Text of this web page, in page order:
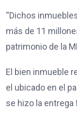
“Dichos
más de 11
patrimonio de la
El bien inmueble
el ubicado en el
se hizo la entrega